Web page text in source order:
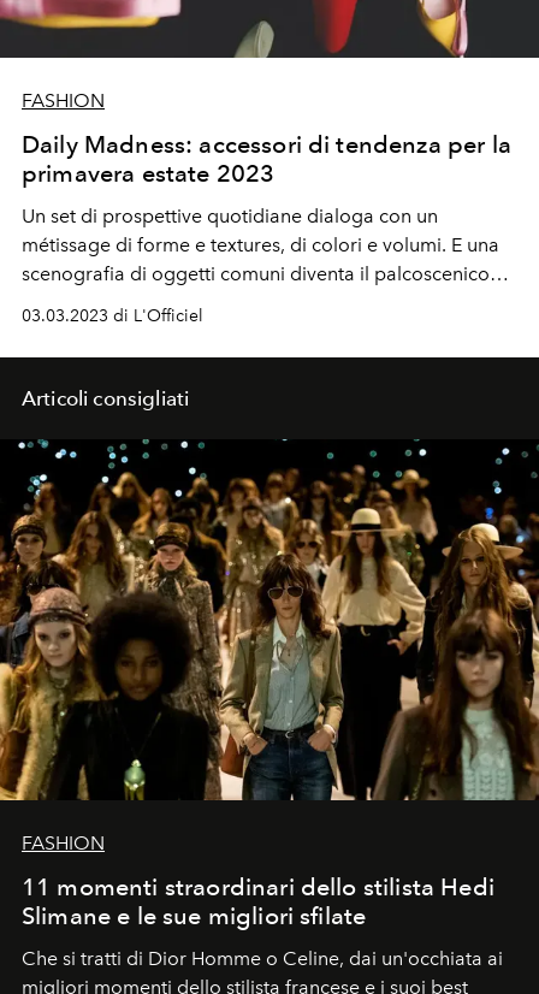
FASHION
Daily Madness: accessori di tendenza per la
primavera estate 2023
Un set di prospettive quotidiane dialoga con un
métissage di forme e textures, di colori e volumi. E una
scenografia di oggetti comuni diventa il palcoscenico
03.03.2023 di L'Officiel
Articoli consigliati
FASHION
11 momenti straordinari dello stilista Hedi
Slimane e le sue migliori sfilate
Che si tratti di Dior Homme o Celine, dai un'occhiata ai
migliori momenti dello stilista francese e i suoi best